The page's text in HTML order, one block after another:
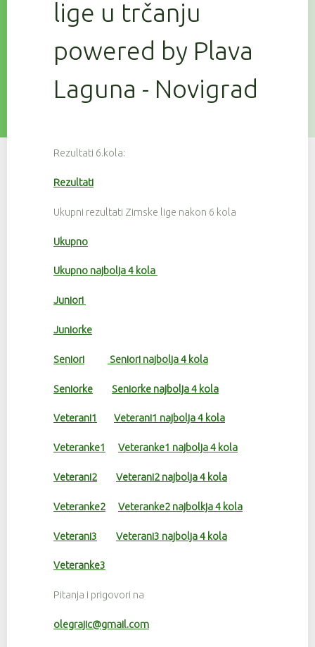
lige u trčanju
powered by Plava
Laguna - Novigrad
Rezultati 6.kola:
Rezultati
Ukupni rezultati Zimske lige nakon 6 kola
Ukupno
Ukupno najbolja 4 kola
Juniori
Juniorke
Seniori Seniori najbolja 4 kola
Seniorke Seniorke najbolja 4 kola
Veterani1 Veterani1 najbolja 4 kola
Veteranke1 Veteranke1 najbolja 4 kola
Veterani2 Veterani2 najbolja 4 kola
Veteranke2 Veteranke2 najbolkja 4 kola
Veterani3 Veterani3 najbolja 4 kola
Veteranke3
Pitanja i prigovori na
olegrajic@gmail.com